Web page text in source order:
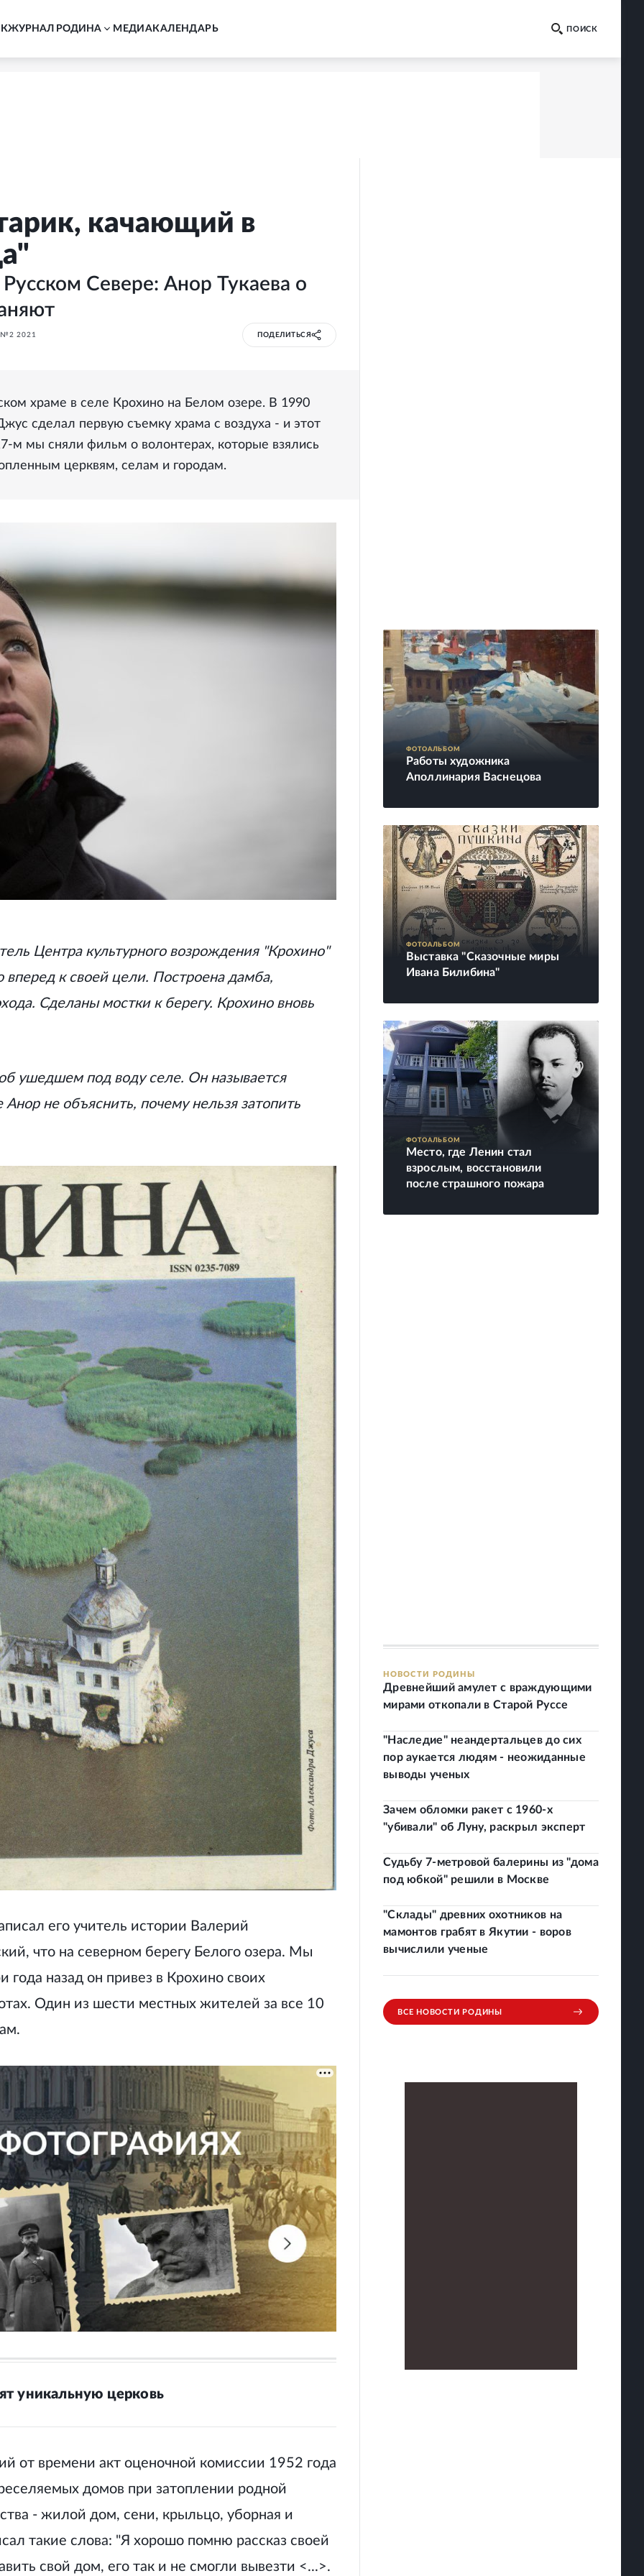
ЖУРНАЛ РОДИНА MЕДИА КАЛЕНДАРЬ
качающий в
Севере: Анор Тукаева о
2021 ПОДЕЛИТЬСЯ
храме в селе Крохино на Белом озере. В 1990
сделал первую съемку храма с воздуха - и этот
м мы сняли фильм о волонтерах, которые взялись
церквям, селам и городам.
Центра культурного возрождения "Крохино"
вперед к своей цели. Построена дамба,
Сделаны мостки к берегу. Крохино вновь
ушедшем под воду селе. Он называется
не объяснить, почему нельзя затопить
его учитель истории Валерий
что на северном берегу Белого озера. Мы
назад он привез в Крохино своих
Один из шести местных жителей за все 10
уникальную церковь
от времени акт оценочной комиссии 1952 года
домов при затоплении родной
- жилой дом, сени, крыльцо, уборная и
такие слова: "Я хорошо помню рассказ своей
свой дом, его так и не смогли вывезти <...>.
ФОТОАЛЬБОМ
Работы художника
Аполлинария Васнецова
ФОТОАЛЬБОМ
Выставка "Сказочные миры
Ивана Билибина"
ФОТОАЛЬБОМ
Место, где Ленин стал
взрослым, восстановили
после страшного пожара
НОВОСТИ РОДИНЫ
Древнейший амулет с враждующими
мирами откопали в Старой Руссе
"Наследие" неандертальцев до сих
пор аукается людям - неожиданные
выводы ученых
Зачем обломки ракет с 1960-х
"убивали" об Луну, раскрыл эксперт
Судьбу 7-метровой балерины из "дома
под юбкой" решили в Москве
"Склады" древних охотников на
мамонтов грабят в Якутии - воров
вычислили ученые
ВСЕ НОВОСТИ РОДИНЫ